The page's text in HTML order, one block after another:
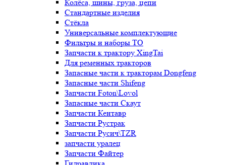
Колёса, шины, груза, цепи
Стандартные изделия
Стёкла
Универсальные комплектующие
Фильтры и наборы ТО
Запчасти к трактору XingTai
Для ременных тракторов
Запасные части к тракторам Dongfeng
Запасные части Shifeng
Запчасти Foton\Lovol
Запасные части Скаут
Запчасти Кентавр
Запчасти Рустрак
Запчасти Русич\TZR
запчасти уралец
Запчасти Файтер